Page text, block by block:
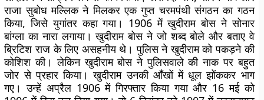
राजा सुबोध मल्लिक ने मिलकर एक गुप्त चरमपंथी संगठन का गठन
किया, जिसे युगांतर कहा गया। 1906 में खुदीराम बोस ने सोनार
बांग्ला का नारा लगाया। खुदीराम बोस ने जो शब्द बोले और बताए वे
ब्रिटिश राज के लिए असहनीय थे। पुलिस ने खुदीराम को पकड़ने की
कोशिश की। लेकिन खुदीराम बोस ने पुलिसवाले की नाक पर बहुत
जोर से प्रहार किया। खुदीराम उनकी आँखों में धूल झोंककर भाग
गए। उन्हें अप्रैल 1906 में गिरफ्तार किया गया और 16 मई को